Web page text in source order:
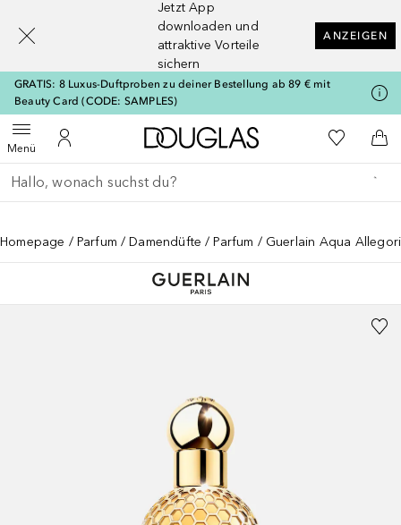
Jetzt App
downloaden und
attraktive Vorteile
sichern
ANZEIGEN
GRATIS: 8 Luxus-Duftproben zu deiner Bestellung ab 89 € mit
Beauty Card (CODE: SAMPLES)
MenüMenü öffnenZu Meinem Kundenkonto
Zur Douglas Startseite
Zu Meiner
Gehe zurück
Suche ausführen
Homepage Parfum Damendüfte Parfum Guerlain Aqua
[navigation.slideout.screenreader]